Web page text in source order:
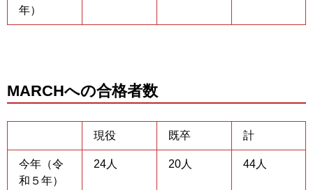
年）
MARCHへの合格者数
現役 既卒 計
今年（令
和５年）
24人 20人 44人